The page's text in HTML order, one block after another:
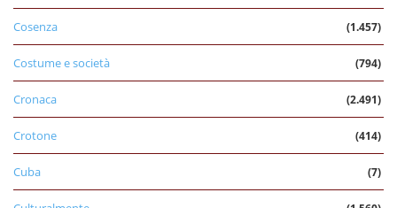
Cosenza (1.457)
Costume e società (794)
Cronaca (2.491)
Crotone (414)
Cuba (7)